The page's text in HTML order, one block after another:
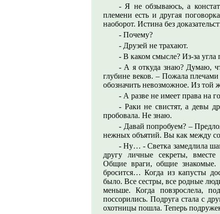
- Я не обзываюсь, а
племени есть и другая
наоборот. Истина без
- Почему?
- Друзей не трахают.
- В каком смысле? Из-за
- А я откуда знаю? Думаю,
глубине веков. – Пожала
обозначить невозможное. Из той
- А разве не имеет права на
- Раки не свистят, а девы
пробовала. Не знаю.
- Давай попробуем? –
нежных объятий. Вы как между
- Ну… - Светка замедлила
другу личные секреты, вместе
Общие враги, общие
бросится… Когда из капусты
было. Все сестры, все родные
меньше. Когда повзрослела,
поссорились. Подруга стала с
охотницы пошла. Теперь